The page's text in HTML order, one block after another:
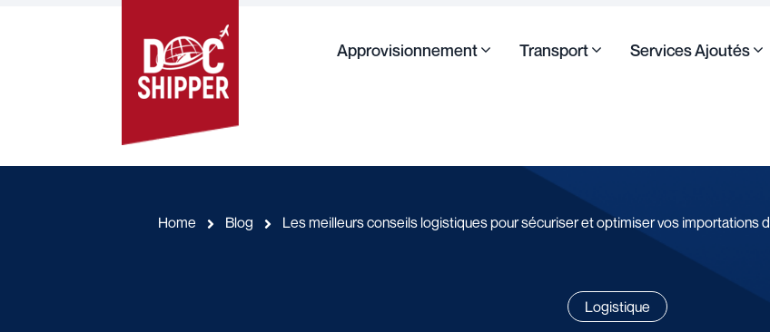
Approvisionnement Transport Services Ajoutés
Home Blog Les meilleurs conseils logistiques pour sécuriser et optimiser vos importations
Logistique